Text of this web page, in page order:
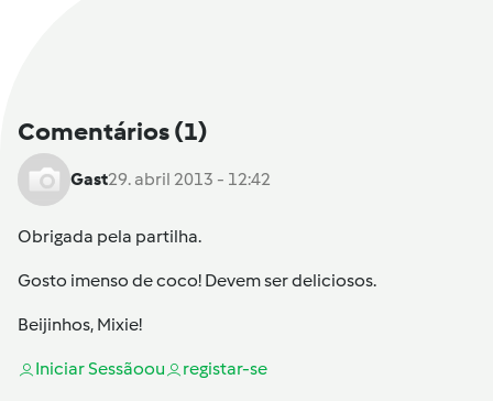
Comentários(1)
Gast29. abril 2013 - 12:42
Obrigada pela partilha.
Gosto imenso de coco! Devem ser deliciosos.
Beijinhos, Mixie!
Iniciar Sessãoou registar-se